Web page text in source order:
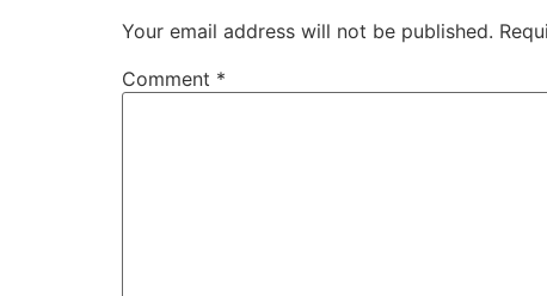
Your email address will not be published.
Comment *